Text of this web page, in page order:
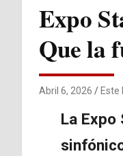
Expo
Que la
Abril 6, 2026 Este
La